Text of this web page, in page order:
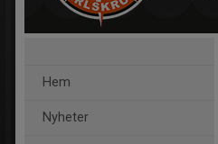
Hem
Nyheter